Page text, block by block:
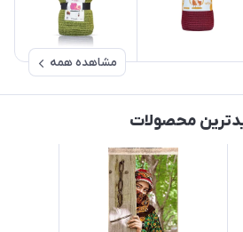
مشاهده همه
محصولات